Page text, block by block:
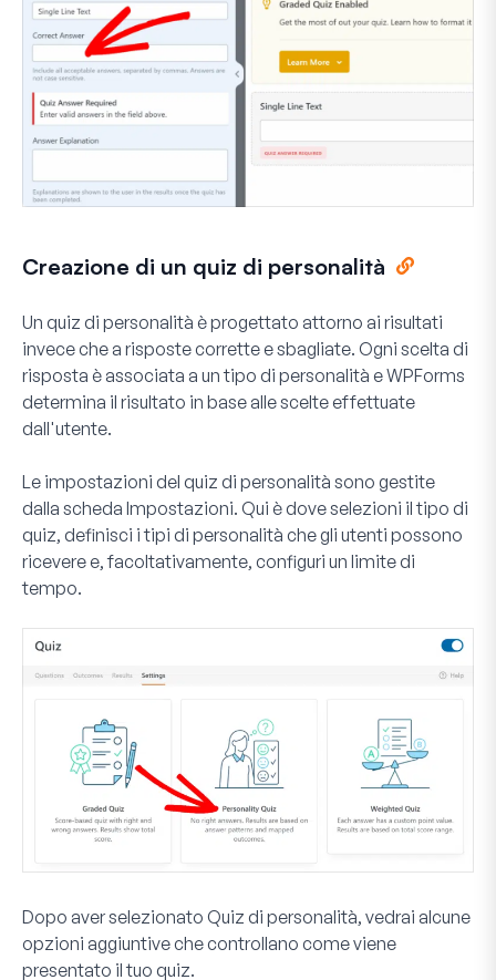
Creazione di un quiz di personalità
Un quiz di personalità è progettato attorno ai risultati
invece che a risposte corrette e sbagliate. Ogni scelta di
risposta è associata a un tipo di personalità e WPForms
determina il risultato in base alle scelte effettuate
dall'utente.
Le impostazioni del quiz di personalità sono gestite
dalla scheda Impostazioni. Qui è dove selezioni il tipo di
quiz, definisci i tipi di personalità che gli utenti possono
ricevere e, facoltativamente, configuri un limite di
tempo.
Dopo aver selezionato Quiz di personalità, vedrai alcune
opzioni aggiuntive che controllano come viene
presentato il tuo quiz.